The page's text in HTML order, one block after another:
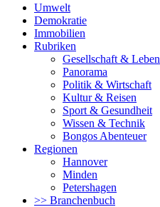
Umwelt
Demokratie
Immobilien
Rubriken
Gesellschaft & Leben
Panorama
Politik & Wirtschaft
Kultur & Reisen
Sport & Gesundheit
Wissen & Technik
Bongos Abenteuer
Regionen
Hannover
Minden
Petershagen
>> Branchenbuch